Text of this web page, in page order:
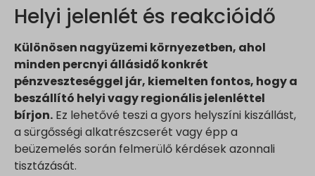
Helyi jelenlét és reakcióidő
Különösen nagyüzemi környezetben, ahol
minden percnyi állásidő konkrét
pénzveszteséggel jár, kiemelten fontos, hogy a
beszállító helyi vagy regionális jelenléttel
bírjon. Ez lehetővé teszi a gyors helyszíni kiszállást,
a sürgősségi alkatrészcserét vagy épp a
beüzemelés során felmerülő kérdések azonnali
tisztázását.
www.google.mk
www.google.pl
www.google.ro
www.google.rs
www.google.ru
www.google.si